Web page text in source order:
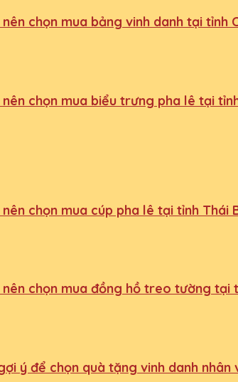
chọn mua bảng vinh danh tại tỉnh
chọn mua biểu trưng pha lê tại
chọn mua cúp pha lê tại tỉnh Thái
chọn mua đồng hồ treo tường tại
ý để chọn quà tặng vinh danh nhân